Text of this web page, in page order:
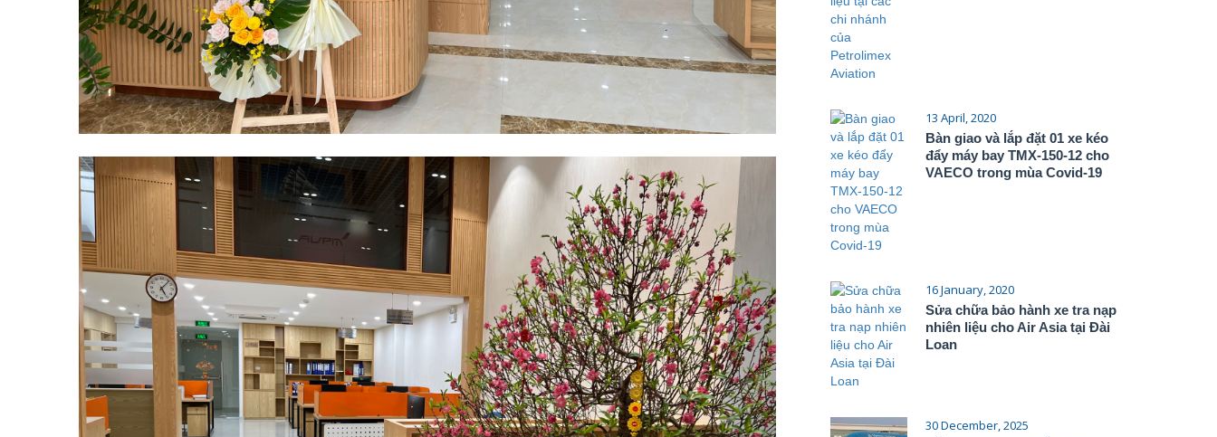
13 April, 2020
Bàn giao và lắp đặt 01 xe kéo
đẩy máy bay TMX-150-12 cho
VAECO trong mùa Covid-19
16 January, 2020
Sửa chữa bảo hành xe tra nạp
nhiên liệu cho Air Asia tại Đài
Loan
30 December, 2025